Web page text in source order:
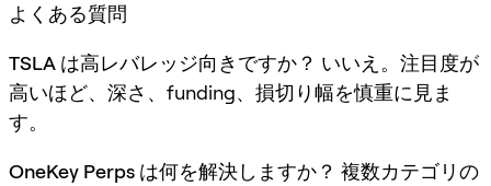
よくある質問
TSLA は高レバレッジ向きですか？ いいえ。注目度が
高いほど、深さ、funding、損切り幅を慎重に見ま
す。
OneKey Perps は何を解決しますか？ 複数カテゴリの